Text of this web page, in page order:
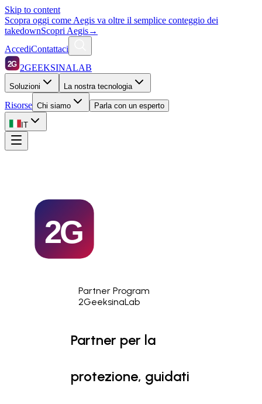
Skip to content
Scopra oggi come Aegis va oltre il semplice conteggio dei
takedownScopri Aegis→
AccediContattaci
2G 2GEEKSINALAB
Soluzioni La nostra tecnologia
Risorse Chi siamo Parla con un esperto
IT
2G
Partner Program
2GeeksinaLab
Partner per la
protezione, guidati